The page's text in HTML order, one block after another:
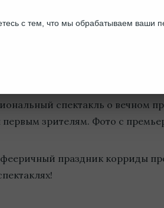
премьера спектакля «Арена»
спектакль о вечном
первым зрителям. Фото с
праздник корриды
с тем, что мы обрабатываем ваши